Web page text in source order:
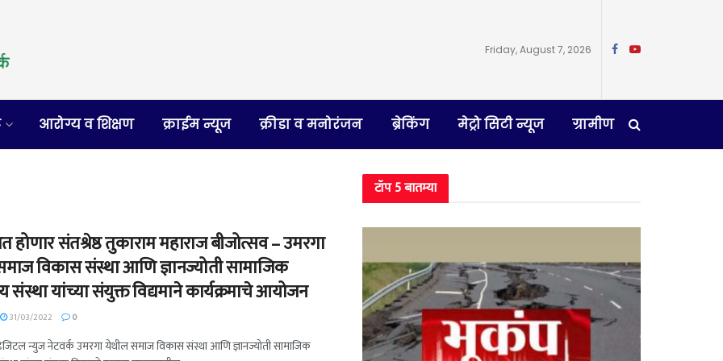
Friday, August 7, 2026
आरोग्य व शिक्षण क्राईम न्यूज क्रीडा व मनोरंजन ब्रेकिंग मेट्रो सिटी न्यूज ग्रामीण
होणार संतश्रेष्ठ तुकाराम महाराज बीजोत्सव – उमरगा
विकास संस्था आणि ज्ञानज्योती सामाजिक
संस्था यांच्या संयुक्त विद्यमाने कार्यक्रमाचे आयोजन
31/03/2022 0
न्युज नेटवर्क उमरगा येथील समाज विकास संस्था आणि ज्ञानज्योती सामाजिक
टॉप 5 बातम्या